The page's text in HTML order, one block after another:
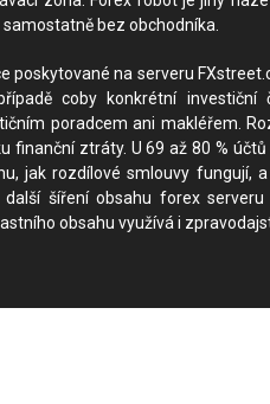
bez obchodníka.
poskytované na serveru
coby konkrétní investiční
poradcem ani makléřem.
finanční ztráty. U 69 až 80 %
jak rozdílové smlouvy fungují,
další šíření obsahu forex
obsahu využívá i